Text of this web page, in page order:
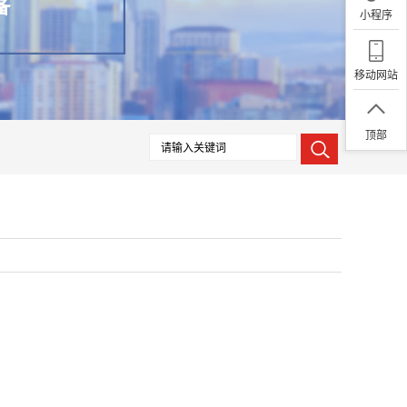
小程序
移动网站
顶部